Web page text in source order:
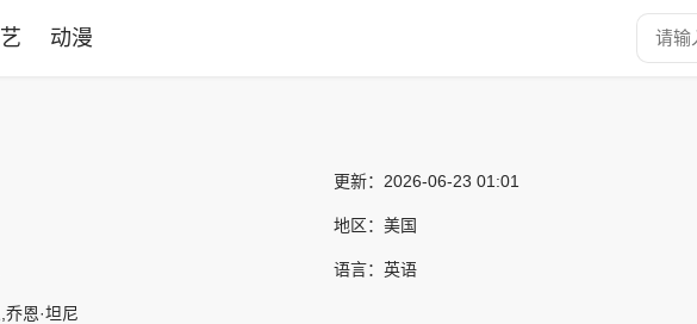
动漫
更新： 2026-06-23 01:01
地区： 美国
语言： 英语
乔恩·坦尼